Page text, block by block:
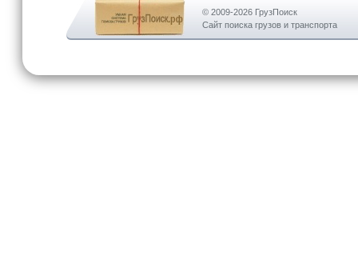
© 2009-2026 ГрузПоиск
Сайт поиска грузов и транспорта